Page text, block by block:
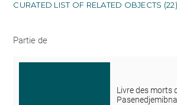
CURATED LIST OF RELATED OBJECTS (22)
Partie de
Livre des morts